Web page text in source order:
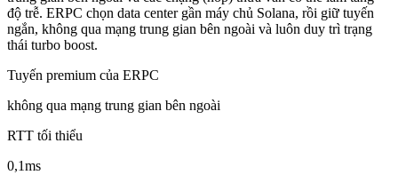
độ trễ. ERPC chọn data center gần máy chủ Solana, rồi giữ tuyến
ngắn, không qua mạng trung gian bên ngoài và luôn duy trì trạng
thái turbo boost.
Tuyến premium của ERPC
không qua mạng trung gian bên ngoài
RTT tối thiểu
0,1ms